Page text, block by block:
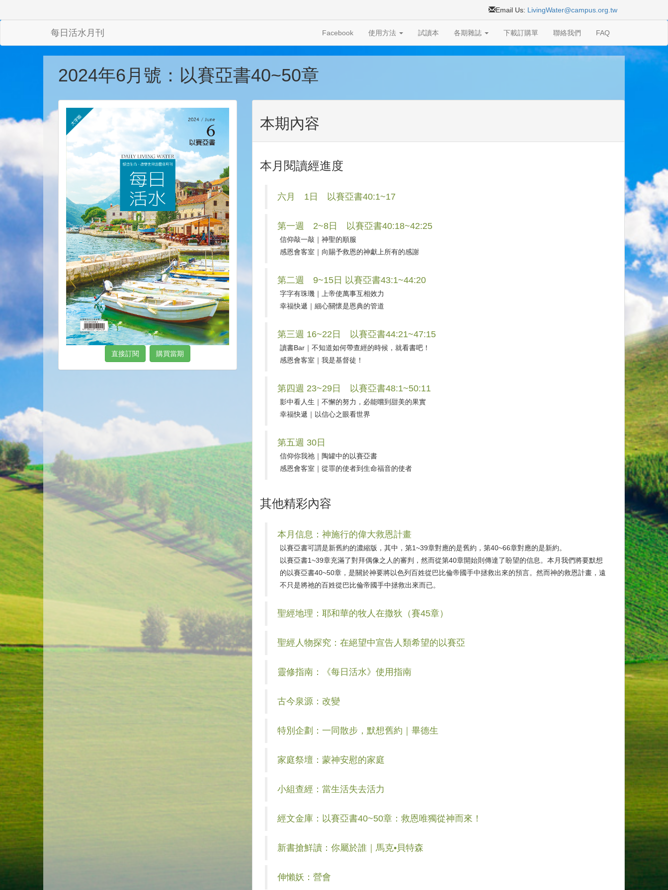
Email Us: LivingWater@campus.org.tw
每日活水月刊 Facebook 使用方法 試讀本 各期雜誌 下載訂購單 聯絡我們 FAQ
2024年6月號：以賽亞書40~50章
直接訂閱 購買當期
本期內容
本月閱讀經進度
六月 1日 以賽亞書40:1~17
第一週 2~8日 以賽亞書40:18~42:25
信仰敲一敲｜神聖的順服
感恩會客室｜向賜予救恩的神獻上所有的感謝
第二週 9~15日 以賽亞書43:1~44:20
字字有珠璣｜上帝使萬事互相效力
幸福快遞｜細心關懷是恩典的管道
第三週 16~22日 以賽亞書44:21~47:15
讀書Bar｜不知道如何帶查經的時候，就看書吧！
感恩會客室｜我是基督徒！
第四週 23~29日 以賽亞書48:1~50:11
影中看人生｜不懈的努力，必能嚐到甜美的果實
幸福快遞｜以信心之眼看世界
第五週 30日
信仰你我祂｜陶罐中的以賽亞書
感恩會客室｜從罪的使者到生命福音的使者
其他精彩內容
本月信息：神施行的偉大救恩計畫
以賽亞書可謂是新舊約的濃縮版，其中，第1~39章對應的是舊約，第40~66章對應的是新約。
以賽亞書1~39章充滿了對拜偶像之人的審判，然而從第40章開始則傳達了盼望的信息。本月我們將要默想
的以賽亞書40~50章，是關於神要將以色列百姓從巴比倫帝國手中拯救出來的預言。然而神的救恩計畫，遠
不只是將祂的百姓從巴比倫帝國手中拯救出來而已。
聖經地理：耶和華的牧人在撒狄（賽45章）
聖經人物探究：在絕望中宣告人類希望的以賽亞
靈修指南：《每日活水》使用指南
古今泉源：改變
特別企劃：一同散步，默想舊約｜畢德生
家庭祭壇：蒙神安慰的家庭
小組查經：當生活失去活力
經文金庫：以賽亞書40~50章：救恩唯獨從神而來！
新書搶鮮讀：你屬於誰｜馬克•貝特森
伸懶妖：營會